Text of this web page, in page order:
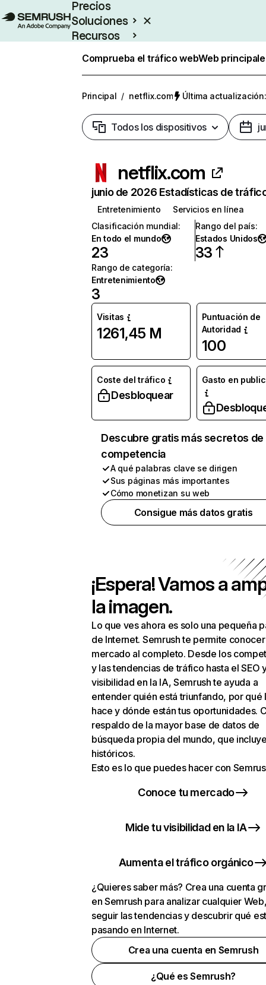
Precios
Soluciones
Recursos
Comprueba el tráfico webWeb
Principal / netflix.com Última
Todos los dispositivos
netflix.com
junio de 2026 Estadísticas de
Entretenimiento
Servicios en línea
Clasificación mundial:
En todo el mundo
23
Rango del país:
Estados Unidos
33
Rango de categoría:
Entretenimiento
3
Visitas
1261,45 M
Puntuación de
Autoridad
100
Coste del tráfico
Desbloquear
Gasto en
Descubre gratis más secretos de
competencia
A qué palabras clave se dirigen
Sus páginas más importantes
Cómo monetizan su web
Consigue más datos gratis
¡Espera! Vamos a
la imagen.
Lo que ves ahora es solo una pequeña
de Internet. Semrush te permite
mercado al completo. Desde los
y las tendencias de tráfico hasta el SEO
visibilidad en la IA, Semrush te ayuda a
entender quién está triunfando, por qué
hace y dónde están tus oportunidades.
respaldo de la mayor base de datos de
búsqueda propia del mundo, que
históricos.
Esto es lo que puedes hacer con
Conoce tu mercado
Mide tu visibilidad en la IA
Aumenta el tráfico orgánico
¿Quieres saber más? Crea una cuenta
en Semrush para analizar cualquier
seguir las tendencias y descubrir qué
pasando en Internet.
Crea una cuenta en Semrush
¿Qué es Semrush?